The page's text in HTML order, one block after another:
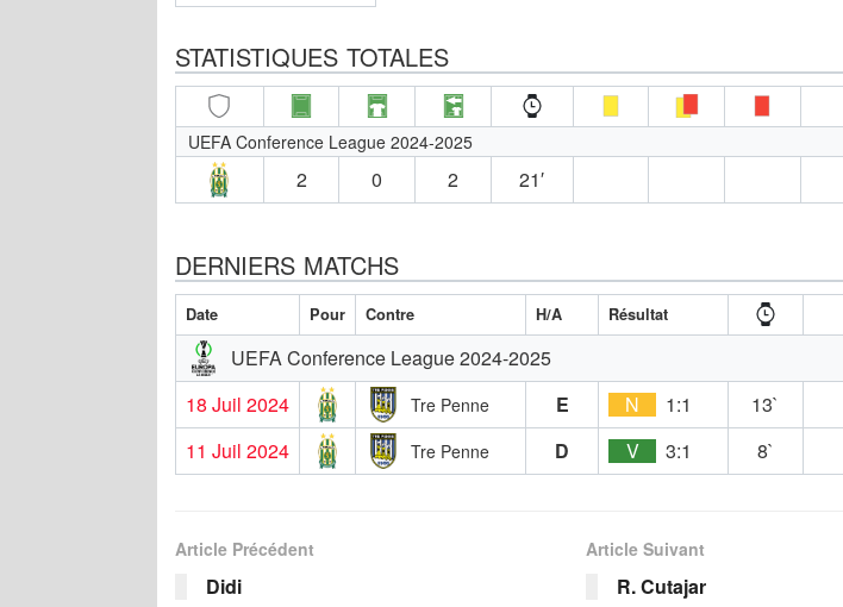
STATISTIQUES TOTALES
UEFA Conference League 2024-2025
2 0 2 21′
DERNIERS MATCHS
Date Pour Contre H/A Résultat
UEFA Conference League 2024-2025
18 Juil 2024
Tre Penne E N 1:1
13`
11 Juil 2024
Tre Penne D V 3:1 8`
Article Précédent
Didi
Article Suivant
R. Cutajar